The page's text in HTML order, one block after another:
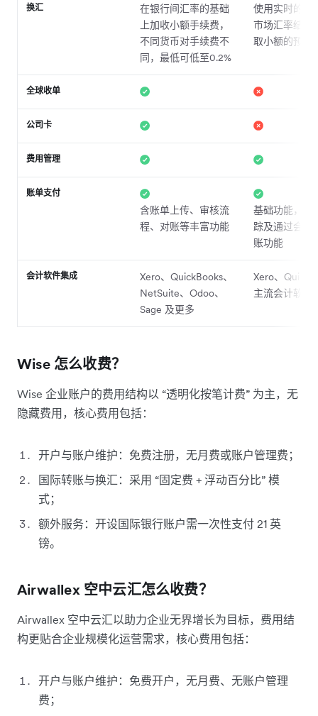
换汇
在银行间汇率的基础
上加收小额手续费，
不同货币对手续费不
同，最低可低至0.2%
使用实时的银
市场汇率结算
取小额的预付
全球收单
公司卡
费用管理
账单支付
含账单上传、审核流
程、对账等丰富功能
基础功能，含
踪及通过会计
账功能
会计软件集成
Xero、QuickBooks、
NetSuite、Odoo、
Sage 及更多
Xero、
主流会计软件
Wise 怎么收费？
Wise 企业账户的费用结构以 “透明化按笔计费” 为主，无
隐藏费用，核心费用包括：
开户与账户维护：免费注册，无月费或账户管理费；
国际转账与换汇：采用 “固定费 + 浮动百分比” 模
式；
额外服务：开设国际银行账户需一次性支付 21 英
镑。
Airwallex 空中云汇怎么收费？
Airwallex 空中云汇以助力企业无界增长为目标，费用结
构更贴合企业规模化运营需求，核心费用包括：
开户与账户维护：免费开户，无月费、无账户管理
费；